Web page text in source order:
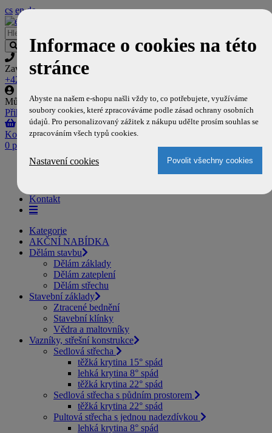
cs en de
Zavolejte nám
+420 777 704 129
Můj účet
Přihlásit,Registrovat
Košík
0 položek
Domů
Kontakt
Kategorie
AKČNÍ NABÍDKA
Dělám stavbu
Dělám základy
Dělám zateplení
Dělám střechu
Stavební základy
Ztracené bednění
Stavební klínky
Vědra a maltovníky
Vazníky, střešní konstrukce
Sedlová střecha
těžká krytina 15° spád
lehká krytina 8° spád
těžká krytina 22° spád
Sedlová střecha s půdním prostorem
těžká krytina 22° spád
Pultová střecha s jednou nadezdívkou
lehká krytina 8° spád
Informace o cookies na této
stránce
Abyste na našem e-shopu našli vždy to, co potřebujete, využíváme
soubory cookies, které zpracováváme podle zásad ochrany osobních
údajů. Pro personalizovaný zážitek z nákupu udělte prosím souhlas se
zpracováním všech typů cookies.
Nastavení cookies